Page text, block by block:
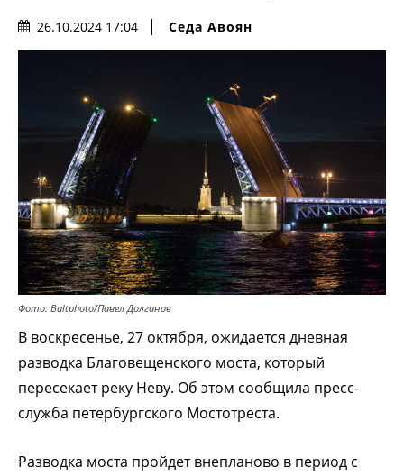
26.10.2024 17:04 Седа Авоян
Фото: Baltphoto/Павел Долганов
В воскресенье, 27 октября, ожидается дневная
разводка Благовещенского моста, который
пересекает реку Неву. Об этом сообщила пресс-
служба петербургского Мостотреста.
Разводка моста пройдет внепланово в период с